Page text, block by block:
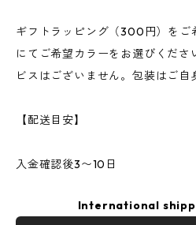
ギフトラッピング（300円）をご
にてご希望カラーをお選びくださ
ビスはございません。包装はご自
【配送目安】
入金確認後3〜10日
International